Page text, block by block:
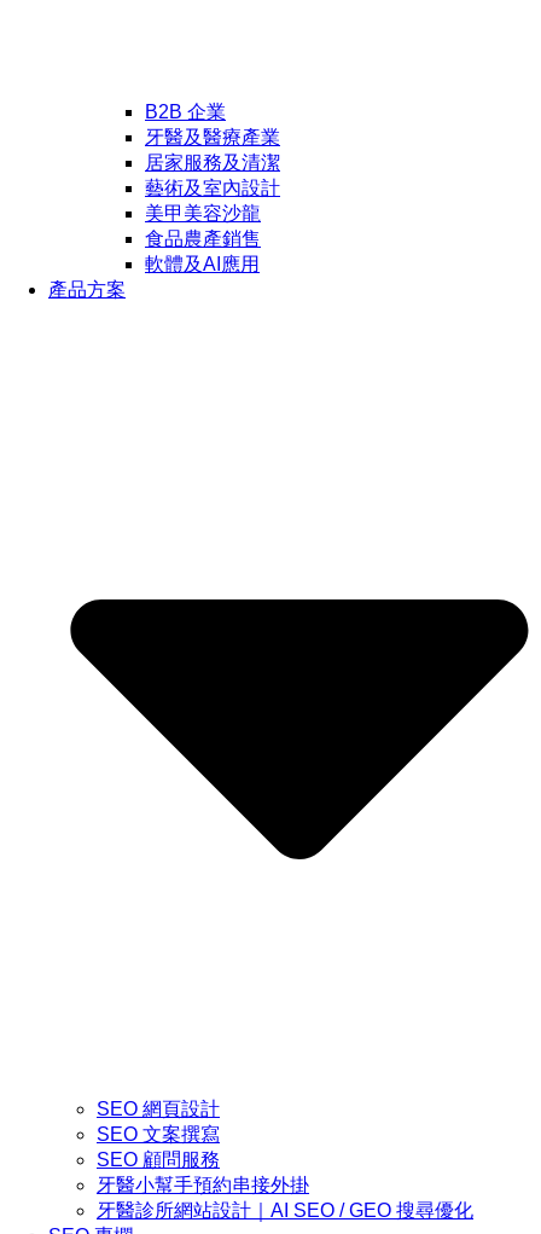
B2B 企業
牙醫及醫療產業
居家服務及清潔
藝術及室內設計
美甲美容沙龍
食品農產銷售
軟體及AI應用
產品方案
SEO 網頁設計
SEO 文案撰寫
SEO 顧問服務
牙醫小幫手預約串接外掛
牙醫診所網站設計｜AI SEO / GEO 搜尋優化